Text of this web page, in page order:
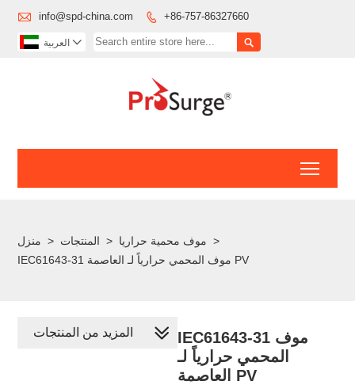
 info@spd-china.com  +86-757-86327660
 العربية 
منزل > المنتجات > موف محمية حراريا >
IEC61643-31 موف المحمي حرارياً لـ العاصمة PV
IEC61643-31 موف
المحمي حرارياً لـ
العاصمة PV
المزيد من المنتجات